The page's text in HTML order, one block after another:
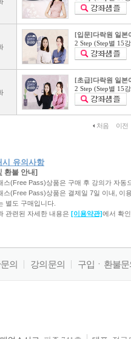
[입문]다락원 일본
2 Step (Step별 15
[초급]다락원 일본
2 Step (Step별 15
처음 이전
유의사항
환불 안내]
스(Free Pass)상품은 구매 후 강의가 자동
스(Free Pass)상품은 결제일 7일 이내, 이
별도 구매입니다.
관련된 자세한 내용은 [이용약관]에서 확
의 강의문의 구입ㆍ환불문